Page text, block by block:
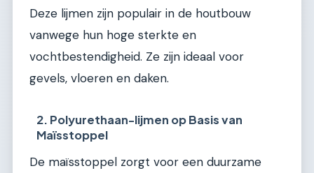
Deze lijmen zijn populair in de houtbouw
vanwege hun hoge sterkte en
vochtbestendigheid. Ze zijn ideaal voor
gevels, vloeren en daken.
2. Polyurethaan-lijmen op Basis van
Maïsstoppel
De maïsstoppel zorgt voor een duurzame